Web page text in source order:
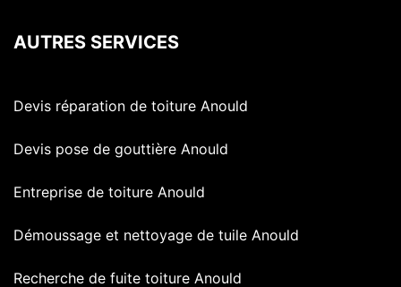
AUTRES SERVICES
Devis réparation de toiture Anould
Devis pose de gouttière Anould
Entreprise de toiture Anould
Démoussage et nettoyage de tuile Anould
Recherche de fuite toiture Anould